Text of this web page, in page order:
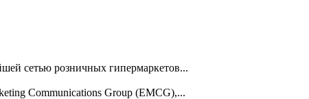
сетью розничных гипермаркетов...
Communications Group (EMCG),...